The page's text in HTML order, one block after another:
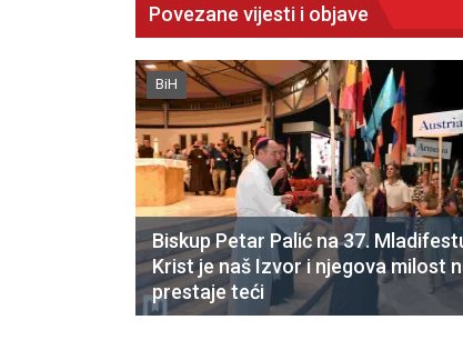
Povezane vijesti i objave
BiH
Biskup Petar Palić na 37.
Krist je naš Izvor i njegova milost
prestaje teći
CNAK